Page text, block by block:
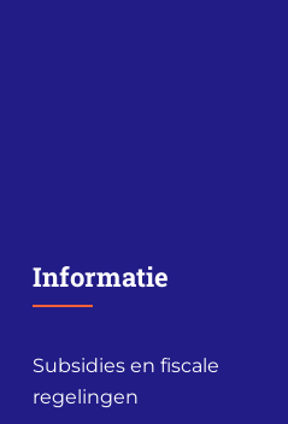
Informatie
Subsidies en fiscale
regelingen